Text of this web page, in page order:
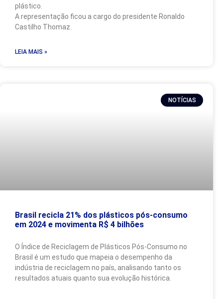
plástico.
A representação ficou a cargo do presidente Ronaldo
Castilho Thomaz.
LEIA MAIS »
NOTÍCIAS
Brasil recicla 21% dos plásticos pós-consumo
em 2024 e movimenta R$ 4 bilhões
O Índice de Reciclagem de Plásticos Pós-Consumo no
Brasil é um estudo que mapeia o desempenho da
indústria de reciclagem no país, analisando tanto os
resultados atuais quanto sua evolução histórica.